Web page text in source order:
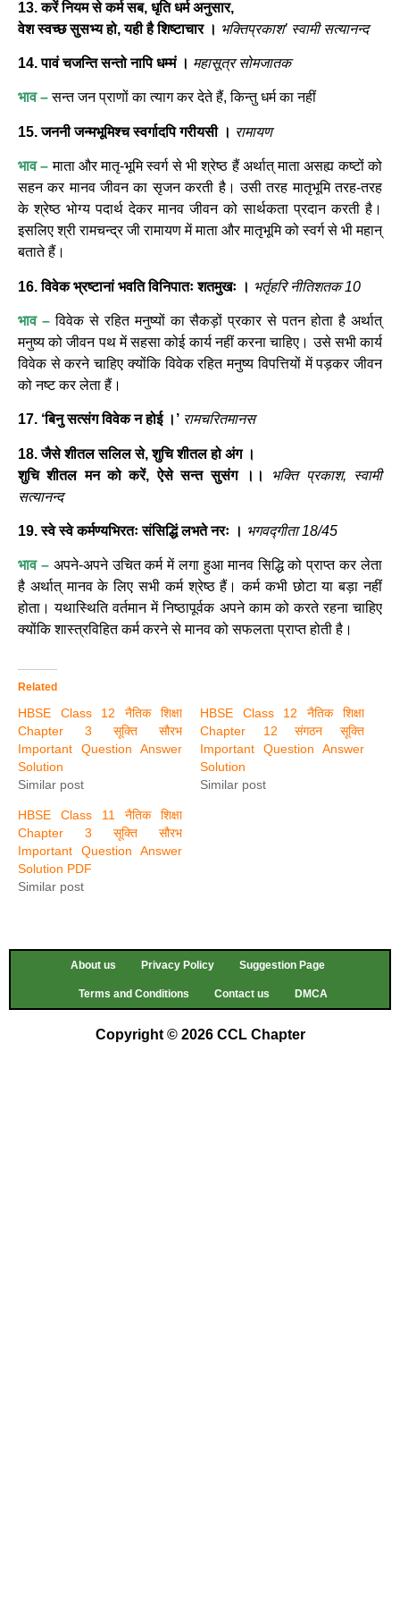
13. करें नियम से कर्म सब, धृति धर्म अनुसार,
वेश स्वच्छ सुसभ्य हो, यही है शिष्टाचार । भक्तिप्रकाश’ स्वामी सत्यानन्द
14. पावं चजन्ति सन्तो नापि धम्मं । महासूत्र सोमजातक
भाव –सन्त जन प्राणों का त्याग कर देते हैं, किन्तु धर्म का नहीं
15. जननी जन्मभूमिश्च स्वर्गादपि गरीयसी । रामायण
भाव – माता और मातृ-भूमि स्वर्ग से भी श्रेष्ठ हैं अर्थात् माता असह्य कष्टों को
सहन कर मानव जीवन का सृजन करती है। उसी तरह मातृभूमि तरह-तरह
के श्रेष्ठ भोग्य पदार्थ देकर मानव जीवन को सार्थकता प्रदान करती है।
इसलिए श्री रामचन्द्र जी रामायण में माता और मातृभूमि को स्वर्ग से भी महान्
बताते हैं।
16. विवेक भ्रष्टानां भवति विनिपातः शतमुखः । भर्तृहरि नीतिशतक 10
भाव –विवेक से रहित मनुष्यों का सैकड़ों प्रकार से पतन होता है अर्थात्
मनुष्य को जीवन पथ में सहसा कोई कार्य नहीं करना चाहिए। उसे सभी कार्य
विवेक से करने चाहिए क्योंकि विवेक रहित मनुष्य विपत्तियों में पड़कर जीवन
को नष्ट कर लेता हैं।
17. ‘बिनु सत्संग विवेक न होई ।’ रामचरितमानस
18. जैसे शीतल सलिल से, शुचि शीतल हो अंग ।
शुचि शीतल मन को करें, ऐसे सन्त सुसंग ।।
भक्ति प्रकाश, स्वामी
सत्यानन्द
19. स्वे स्वे कर्मण्यभिरतः संसिद्धिं लभते नरः । भगवद्गीता 18/45
भाव – अपने-अपने उचित कर्म में लगा हुआ मानव सिद्धि को प्राप्त कर लेता
है अर्थात् मानव के लिए सभी कर्म श्रेष्ठ हैं। कर्म कभी छोटा या बड़ा नहीं
होता। यथास्थिति वर्तमान में निष्ठापूर्वक अपने काम को करते रहना चाहिए
क्योंकि शास्त्रविहित कर्म करने से मानव को सफलता प्राप्त होती है।
Related
HBSE Class 12 नैतिक शिक्षा
Chapter 3 सूक्ति सौरभ
Important Question Answer
Solution
Similar post
HBSE Class 12 नैतिक शिक्षा
Chapter 12 संगठन सूक्ति
Important Question Answer
Solution
Similar post
HBSE Class 11 नैतिक शिक्षा
Chapter 3 सूक्ति सौरभ
Important Question Answer
Solution PDF
Similar post
About us Privacy Policy Suggestion Page
Terms and Conditions Contact us DMCA
Copyright © 2026 CCL Chapter